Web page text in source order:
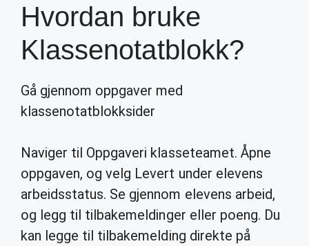
Hvordan bruke
Klassenotatblokk?
Gå gjennom oppgaver med
klassenotatblokksider
Naviger til Oppgaveri klasseteamet. Åpne
oppgaven, og velg Levert under elevens
arbeidsstatus. Se gjennom elevens arbeid,
og legg til tilbakemeldinger eller poeng. Du
kan legge til tilbakemelding direkte på